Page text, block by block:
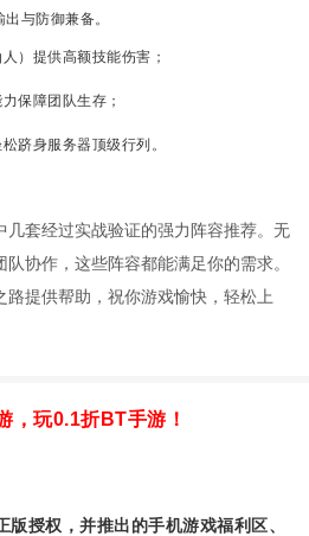
与防御兼备。
）提供高额技能伤害；
保障团队生存；
跻身服务器顶级行列。
几套经过实战验证的强力阵容推荐。无
协作，这些阵容都能满足你的需求。
提供帮助，祝你游戏愉快，轻松上
，玩0.1折BT手游！
授权，并推出的手机游戏福利区、